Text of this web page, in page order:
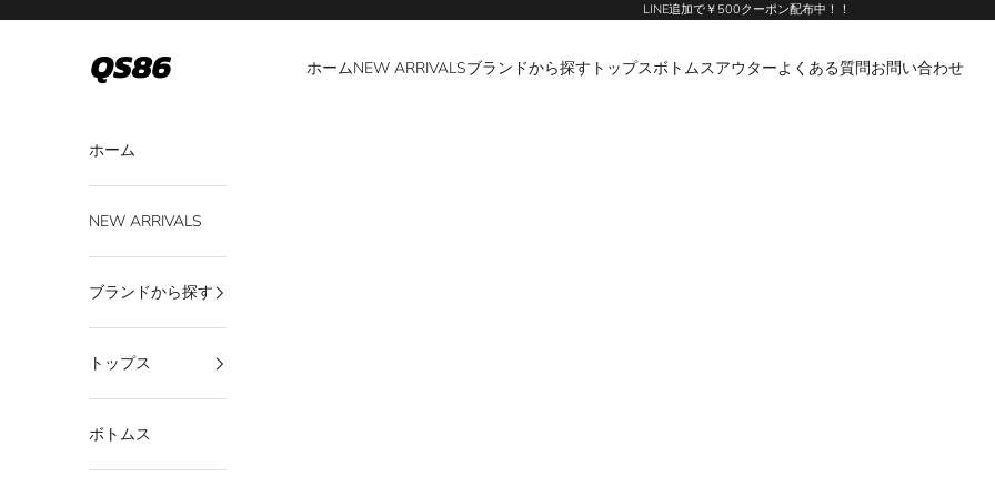
LINE追加で￥500クーポン配布中！！
ホームNEW ARRIVALSブランドから探す トップスボトムスアウターよくある質問お問い合わせ
ホーム
NEW ARRIVALS
ブランドから探す
トップス
ボトムス